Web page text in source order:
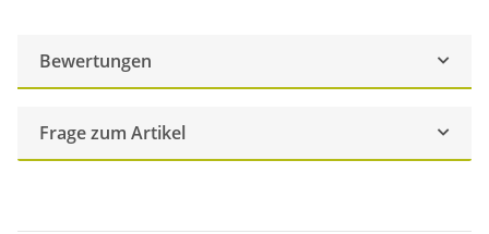
Bewertungen
Frage zum Artikel